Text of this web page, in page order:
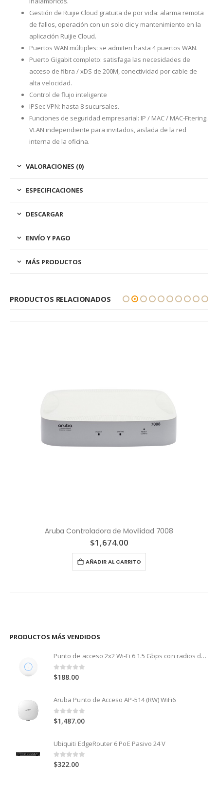
Gestión de Ruijie Cloud gratuita de por vida: alarma remota
de fallos, operación con un solo clic y mantenimiento en la
aplicación Ruijie Cloud.
Puertos WAN múltiples: se admiten hasta 4 puertos WAN.
Puerto Gigabit completo: satisfaga las necesidades de
acceso de fibra / xDS de 200M, conectividad por cable de
alta velocidad.
Control de flujo inteligente
IPSec VPN: hasta 8 sucursales.
Funciones de seguridad empresarial: IP / MAC / MAC-Fitering.
VLAN independiente para invitados, aislada de la red
interna de la oficina.
VALORACIONES (0)
ESPECIFICACIONES
DESCARGAR
ENVÍO Y PAGO
MÁS PRODUCTOS
PRODUCTOS RELACIONADOS
Aruba Controladora de Movilidad 7008
$1,674.00
AÑADIR AL CARRITO
PRODUCTOS MÁS VENDIDOS
Punto de acceso 2x2 Wi-Fi 6 1.5 Gbps con radios de 5 GHz (MU-MIMO y OFDMA) y 2.4 GHz (MIMO)
0out of 5
$188.00
Aruba Punto de Acceso AP-514 (RW) WiFi6
0 out of 5
$1,487.00
Ubiquiti EdgeRouter 6 PoE Pasivo 24 V
0out of 5
$322.00